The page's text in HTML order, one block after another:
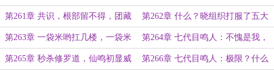
登场！【拜求订阅】 【求订阅】
第261章 共识，根部留不得，团藏
也留不得！【求订阅】
第262章 什么？晓组织打服了五大
忍村？
第263章 一袋米哟扛几楼，一袋米
哟扛二楼，辛辣天生！
第264章 七代目鸣人：不愧是我，
帅到掉渣！【求个订阅】
第265章 秒杀修罗道，仙鸣初显威 第266章 七代目鸣人：极限？什么